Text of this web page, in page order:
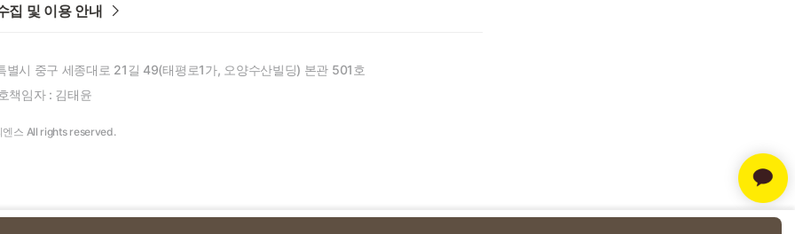
집 및 이용 안내
별시 중구 세종대로 21길 49(태평로1가, 오양수산빌딩) 본관 501호
책임자 : 김태윤
스 All rights reserved.